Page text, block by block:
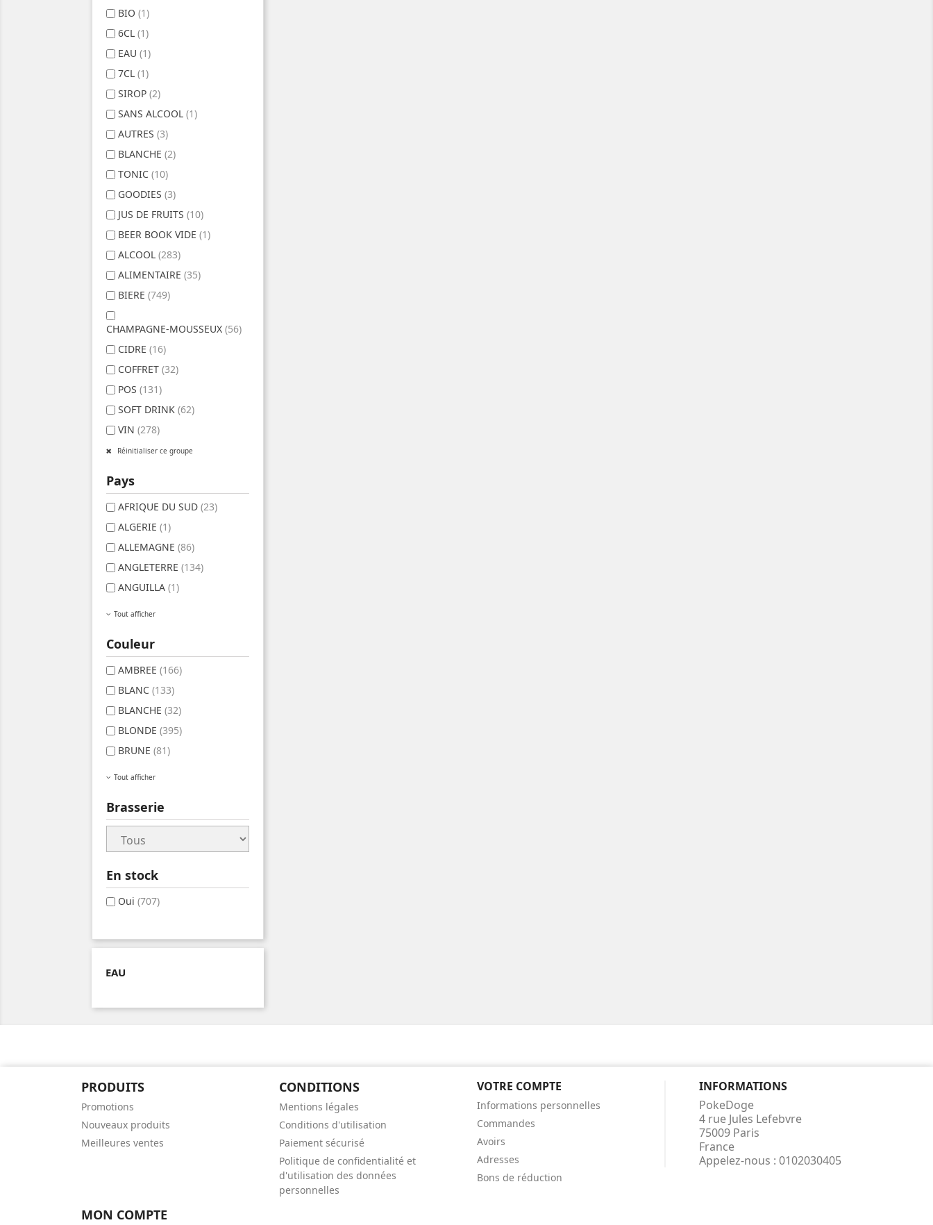
BIO (1)
6CL (1)
EAU (1)
7CL (1)
SIROP (2)
SANS ALCOOL (1)
AUTRES (3)
BLANCHE (2)
TONIC (10)
GOODIES (3)
JUS DE FRUITS (10)
BEER BOOK VIDE (1)
ALCOOL (283)
ALIMENTAIRE (35)
BIERE (749)
CHAMPAGNE-MOUSSEUX (56)
CIDRE (16)
COFFRET (32)
POS (131)
SOFT DRINK (62)
VIN (278)
Réinitialiser ce groupe
Pays
AFRIQUE DU SUD (23)
ALGERIE (1)
ALLEMAGNE (86)
ANGLETERRE (134)
ANGUILLA (1)
Tout afficher
Couleur
AMBREE (166)
BLANC (133)
BLANCHE (32)
BLONDE (395)
BRUNE (81)
Tout afficher
Brasserie
En stock
Oui (707)
EAU
PRODUITS
Promotions
Nouveaux produits
Meilleures ventes
CONDITIONS
Mentions légales
Conditions d'utilisation
Paiement sécurisé
Politique de confidentialité et
d'utilisation des données
personnelles
MON COMPTE
VOTRE COMPTE
Informations personnelles
Commandes
Avoirs
Adresses
Bons de réduction
INFORMATIONS
PokeDoge
4 rue Jules Lefebvre
75009 Paris
France
Appelez-nous : 0102030405